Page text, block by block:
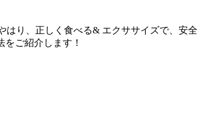
り、正しく食べる& エクササイズで、安
ご紹介します！